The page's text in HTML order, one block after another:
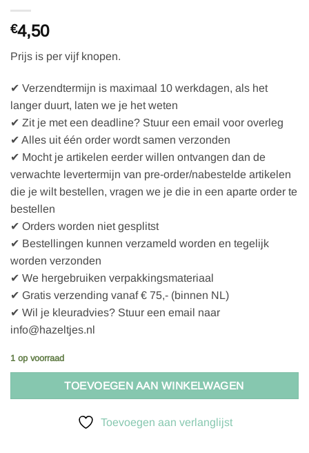
€4,50
Prijs is per vijf knopen.
✔ Verzendtermijn is maximaal 10 werkdagen, als het
langer duurt, laten we je het weten
✔ Zit je met een deadline? Stuur een email voor overleg
✔ Alles uit één order wordt samen verzonden
✔ Mocht je artikelen eerder willen ontvangen dan de
verwachte levertermijn van pre-order/nabestelde artikelen
die je wilt bestellen, vragen we je die in een aparte order te
bestellen
✔ Orders worden niet gesplitst
✔ Bestellingen kunnen verzameld worden en tegelijk
worden verzonden
✔ We hergebruiken verpakkingsmateriaal
✔ Gratis verzending vanaf € 75,- (binnen NL)
✔ Wil je kleuradvies? Stuur een email naar
info@hazeltjes.nl
1 op voorraad
TOEVOEGEN AAN WINKELWAGEN
Toevoegen aan verlanglijst